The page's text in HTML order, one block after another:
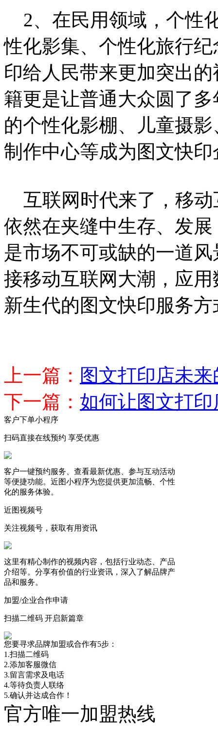
2、在民用领域，个性
性化影集、个性化旅行
印给人民带来更加突出
籍更是让普通大众圆了
的个性化影棚、儿童摄
制作中心等成为图文快
互联网时代来了，移动
依然在夹缝中生存、发
是市场不可或缺的一道
接移动互联网大潮，应
新生代的图文快印服务
上一篇： 图文打印店未
下一篇： 如何让图文打
客户下单小程序
扫码直接在线预约 享受优惠
客户一键预约服务、查看最新优惠、参与互动活动
等便捷功能。近图小程序为您提供更加流畅、个性
化的服务体验。
近图视频号
关注视频号，获取有用资讯
这里有精心制作的视频内容，包括行业动态、产品
介绍等。分享有价值的行业资讯，深入了解品牌产
品和服务。
加盟/企业合作申请
扫描二维码 开启新篇章
您要寻求品牌加盟或合作有5步：
1.扫描二维码
2.添加客服微信
3.留言需求及电话
4.等待负责人联络
5.确认并达成合作！
官方唯一加盟热线